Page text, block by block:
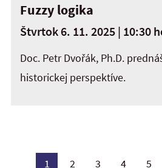
Fuzzy logika
Štvrtok 6. 11. 2025 | 10:30
Doc. Petr Dvořák, Ph.D.
historickej perspektíve.
1 2 3 4 5